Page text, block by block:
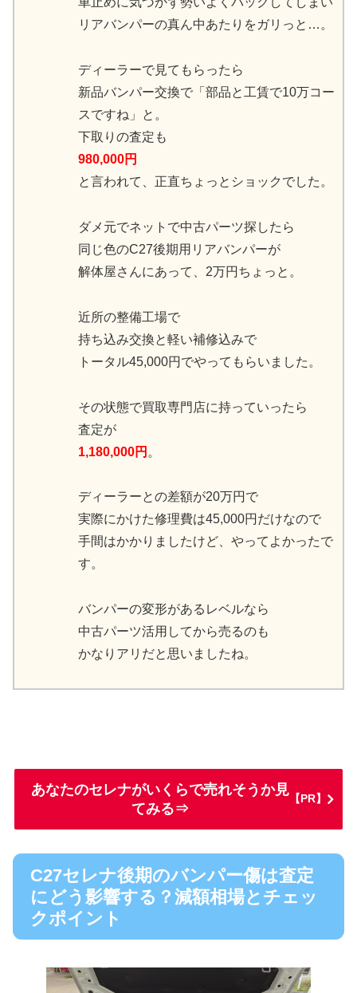
リアバンパーの真ん中あたりをガリっと…。
ディーラーで見てもらったら
新品バンパー交換で「部品と工賃で10万コー
スですね」と。
下取りの査定も
980,000円
と言われて、正直ちょっとショックでした。
ダメ元でネットで中古パーツ探したら
同じ色のC27後期用リアバンパーが
解体屋さんにあって、2万円ちょっと。
近所の整備工場で
持ち込み交換と軽い補修込みで
トータル45,000円でやってもらいました。
その状態で買取専門店に持っていったら
査定が
1,180,000円 。
ディーラーとの差額が20万円で
実際にかけた修理費は45,000円だけなので
手間はかかりましたけど、やってよかったで
す。
バンパーの変形があるレベルなら
中古パーツ活用してから売るのも
かなりアリだと思いましたね。
あなたのセレナがいくらで売れそうか見
てみる⇒
【PR】
C27セレナ後期のバンパー傷は査定
にどう影響する？減額相場とチェッ
クポイント